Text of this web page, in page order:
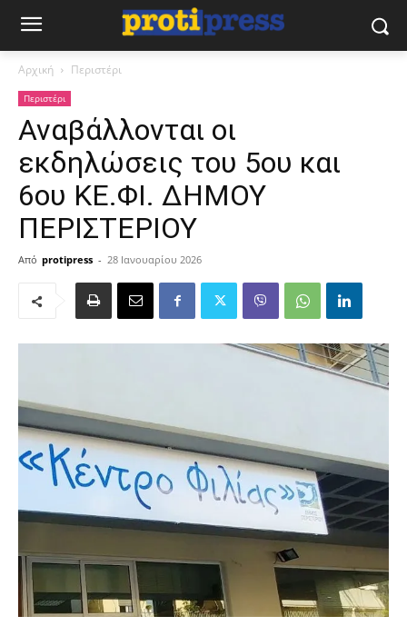
Αρχική Περιστέρι
Περιστέρι
Αναβάλλονται οι
εκδηλώσεις του 5ου και
6ου ΚΕ.ΦΙ. ΔΗΜΟΥ
ΠΕΡΙΣΤΕΡΙΟΥ
Από protipress - 28 Ιανουαρίου 2026